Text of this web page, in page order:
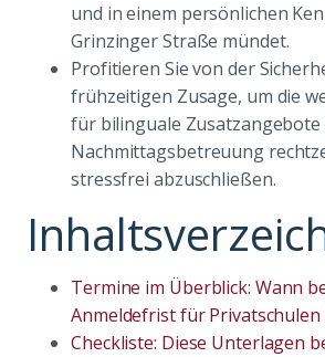
und in einem persönlichen
Grinzinger Straße mündet.
Profitieren Sie von der
frühzeitigen Zusage, um die
für bilinguale Zusatzangebote
Nachmittagsbetreuung
stressfrei abzuschließen.
Termine im Überblick: Wann
Anmeldefrist für Privatschulen
Checkliste: Diese Unterlagen